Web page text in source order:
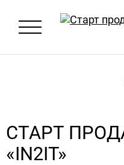
СТАРТ
«IN2IT»